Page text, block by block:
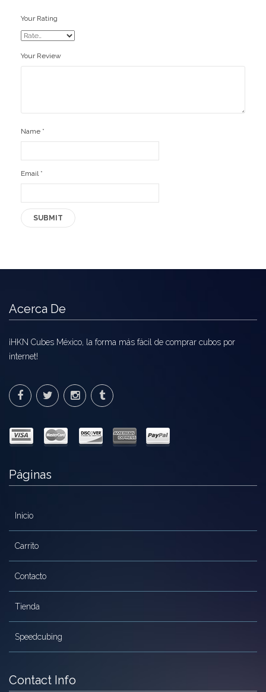
YJ
YuXin
Mods
Ofertas
Stickers
Your Rating
Your Review
Name *
Email *
Acerca De
¡HKN Cubes México, la forma más fácil de comprar cubos por
internet!
Páginas
Inicio
Carrito
Contacto
Tienda
Speedcubing
Contact Info